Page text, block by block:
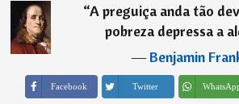
“A preguiça anda tão
pobreza depressa a
―Benjamin
Facebook Twitter